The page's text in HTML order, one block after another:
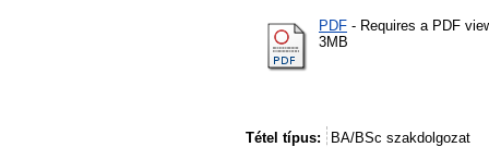
PDF - Requires a PDF
3MB
Tétel típus:
BA/BSc szakdolgozat